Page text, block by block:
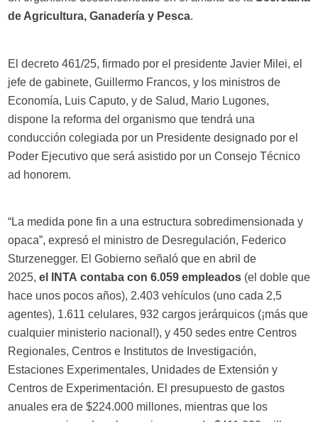
de Agricultura, Ganadería y Pesca.
El decreto 461/25, firmado por el presidente Javier Milei, el
jefe de gabinete, Guillermo Francos, y los ministros de
Economía, Luis Caputo, y de Salud, Mario Lugones,
dispone la reforma del organismo que tendrá una
conducción colegiada por un Presidente designado por el
Poder Ejecutivo que será asistido por un Consejo Técnico
ad honorem.
“La medida pone fin a una estructura sobredimensionada y
opaca”, expresó el ministro de Desregulación, Federico
Sturzenegger. El Gobierno señaló que en abril de
2025, el INTA contaba con 6.059 empleados(el doble que
hace unos pocos años), 2.403 vehículos (uno cada 2,5
agentes), 1.611 celulares, 932 cargos jerárquicos (¡más que
cualquier ministerio nacional!), y 450 sedes entre Centros
Regionales, Centros e Institutos de Investigación,
Estaciones Experimentales, Unidades de Extensión y
Centros de Experimentación. El presupuesto de gastos
anuales era de $224.000 millones, mientras que los